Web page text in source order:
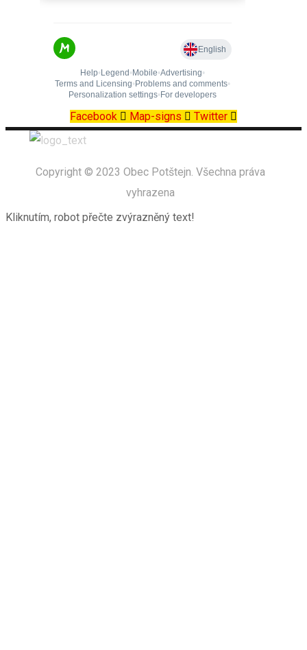
Facebook Map-signs Twitter
Copyright © 2023 Obec Potštejn. Všechna práva
vyhrazena
Kliknutím, robot přečte zvýrazněný text!